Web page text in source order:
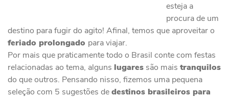
esteja a
procura de um
destino para fugir do agito! Afinal, temos que aproveitar o
feriado prolongado para viajar.
Por mais que praticamente todo o Brasil conte com festas
relacionadas ao tema, alguns lugares são mais tranquilos
do que outros. Pensando nisso, fizemos uma pequena
seleção com 5 sugestões dedestinos brasileiros para